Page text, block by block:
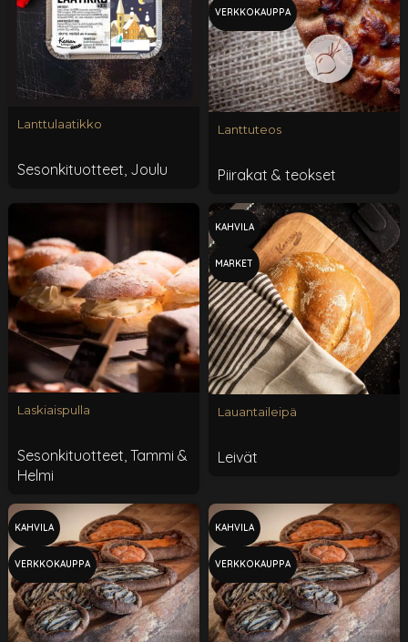
Lanttulaatikko
Sesonkituotteet Joulu
VERKKOKAUPPA
Lanttuteos
Piirakat & teokset
Laskiaispulla
Sesonkituotteet Tammi &
Helmi
KAHVILA
MARKET
Lauantaileipä
Leivät
KAHVILA
VERKKOKAUPPA
KAHVILA
VERKKOKAUPPA